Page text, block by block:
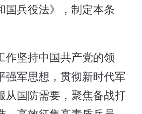
国兵役法》，制定本条
坚持中国共产党的领
强军思想，贯彻新时代军
从国防需要，聚焦备战打